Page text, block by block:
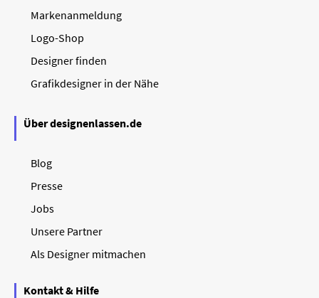
Markenanmeldung
Logo-Shop
Designer finden
Grafikdesigner in der Nähe
Über designenlassen.de
Blog
Presse
Jobs
Unsere Partner
Als Designer mitmachen
Kontakt & Hilfe